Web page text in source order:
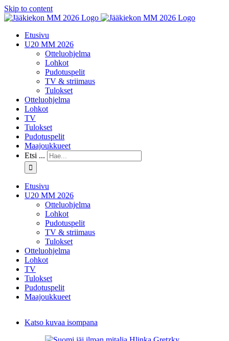
Skip to content
Etusivu
U20 MM 2026
Otteluohjelma
Lohkot
Pudotuspelit
TV & striimaus
Tulokset
Otteluohjelma
Lohkot
TV
Tulokset
Pudotuspelit
Maajoukkueet
Etsi ...
Etusivu
U20 MM 2026
Otteluohjelma
Lohkot
Pudotuspelit
TV & striimaus
Tulokset
Otteluohjelma
Lohkot
TV
Tulokset
Pudotuspelit
Maajoukkueet
Katso kuvaa isompana